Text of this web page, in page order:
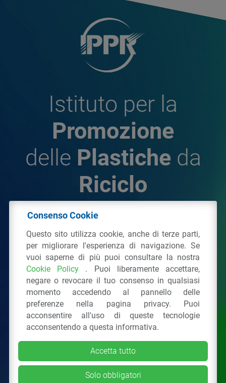
Istituto per la
Promozione
delle Plastiche da
Riciclo
Plastiche da Riciclo
C.F. 97381090154
Via San Vittore 36 20123Milano (MI)
Tel.: 02 43928225.
Tutti i diritti riservati Privacy Policy &Cookie
Consenso Cookie
Questo sito utilizza cookie, anche di terze parti,
per migliorare l'esperienza di navigazione. Se
vuoi saperne di più puoi consultare la nostra
Cookie Policy . Puoi liberamente accettare,
negare o revocare il tuo consenso in qualsiasi
momento accedendo al pannello delle
preferenze nella pagina privacy. Puoi
acconsentire all'uso di queste tecnologie
acconsentendo a questa informativa.
Accetta tutto
Solo obbligatori